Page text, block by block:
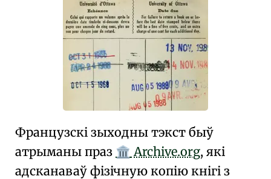
Французскі зыходны тэкст быў
атрыманы праз 🏛️ Archive.org, які
адсканаваў фізічную копію кнігі з